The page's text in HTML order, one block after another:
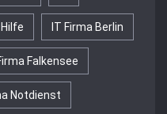
IT Firma Berlin
Falkensee
Notdienst